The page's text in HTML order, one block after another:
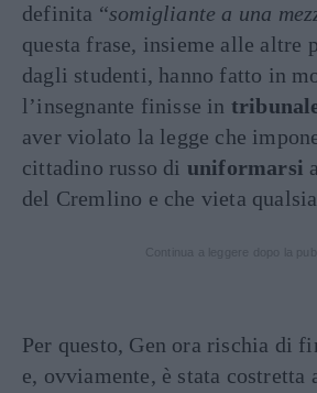
definita “somigliante a una
questa frase, insieme alle altre
dagli studenti, hanno fatto in
l’insegnante finisse in
aver violato la legge che
cittadino russo di uniformarsi
del Cremlino e che vieta
Per questo, Gen ora rischia di
e, ovviamente, è stata costretta